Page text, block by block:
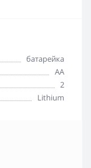
батарейка
AA
2
Lithium